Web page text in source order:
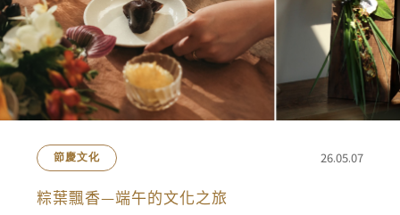
節慶文化 26.05.07
粽葉飄香—端午的文化之旅